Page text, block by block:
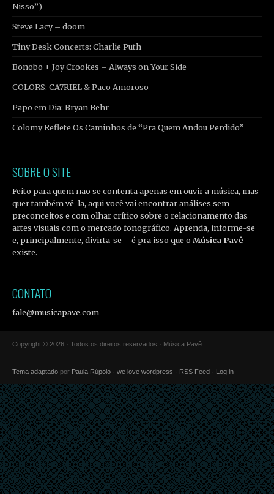
Nisso”)
Steve Lacy – doom
Tiny Desk Concerts: Charlie Puth
Bonobo + Joy Crookes – Always on Your Side
COLORS: CA7RIEL & Paco Amoroso
Papo em Dia: Bryan Behr
Colomy Reflete Os Caminhos de “Pra Quem Andou Perdido”
SOBRE O SITE
Feito para quem não se contenta apenas em ouvir a música, mas
quer também vê-la, aqui você vai encontrar análises sem
preconceitos e com olhar crítico sobre o relacionamento das
artes visuais com o mercado fonográfico. Aprenda, informe-se
e, principalmente, divirta-se – é pra isso que oMúsica Pavê
existe.
CONTATO
fale@musicapave.com
Copyright © 2026 · Todos os direitos reservados · Música Pavê
Tema adaptado por Paula Rúpolo · we love wordpress · RSS Feed · Log in